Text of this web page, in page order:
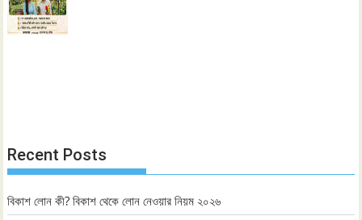
Recent Posts
বিকাশ লোন কী? বিকাশ থেকে লোন নেওয়ার নিয়ম ২০২৬